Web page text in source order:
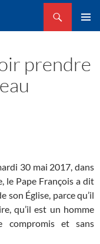
prendre
30 mai 2017, dans
le Pape François a dit
son Église, parce qu’il
qu’il est un homme
et sans